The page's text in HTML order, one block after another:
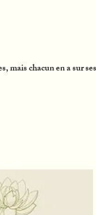
mais chacun en a sur